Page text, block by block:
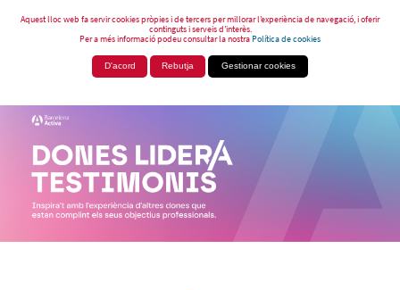
Aquest lloc web fa servir cookies pròpies i de tercers per millorar l’experiència de navegació, i oferir
continguts i serveis d’interès.
Per a més informació podeu consultar la nostraPolítica de cookies
D'acord Rebutja Gestionar cookies